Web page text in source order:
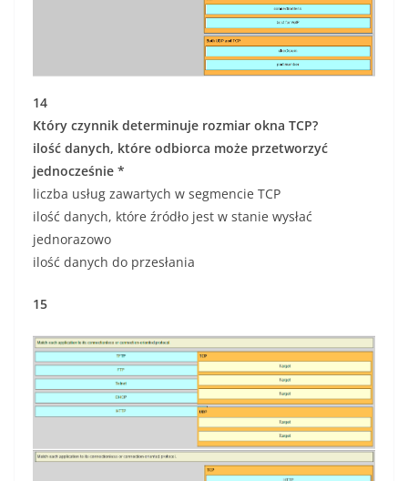
14
Który czynnik determinuje rozmiar okna TCP?
ilość danych, które odbiorca może przetworzyć
jednocześnie *
liczba usług zawartych w segmencie TCP
ilość danych, które źródło jest w stanie wysłać
jednorazowo
ilość danych do przesłania
15